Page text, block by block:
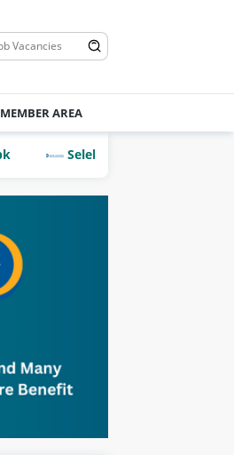
MEMBER AREA
Seleksi Penerimaan PCPM Bank